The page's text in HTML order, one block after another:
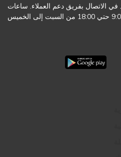
في الاتصال بفريق دعم العملاء. ساعات